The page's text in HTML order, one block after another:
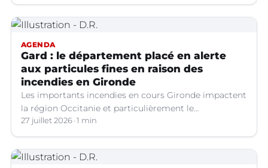
département s'aggrave.
AGENDA
Gard : le département placé en alerte
aux particules fines en raison des
incendies en Gironde
Les importants incendies en cours Gironde impactent
la région Occitanie et particulièrement le
département du Gard. Les fumées générées par ces
feux entraînent une dégradation de la qualité de l’air
en raison des concentrations de particules en
suspension (PM10) atteignent des niveaux
27 juillet 2026 1 min